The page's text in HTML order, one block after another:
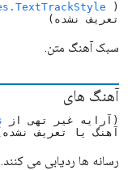
(
تعریف نشده)
سبک آهنگ متن.
آهنگ های
(آرایه غیر تهی از
آهنگ یا تعریف
رسانه ها ردیابی می کنند.